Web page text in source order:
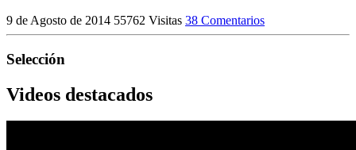
9 de Agosto de 2014 55762 Visitas 38 Comentarios
Selección
Videos destacados